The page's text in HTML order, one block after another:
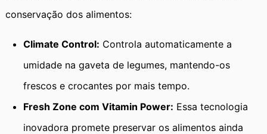
conservação dos alimentos:
Climate Control: Controla automaticamente a
umidade na gaveta de legumes, mantendo-os
frescos e crocantes por mais tempo.
Fresh Zone com Vitamin Power: Essa tecnologia
inovadora promete preservar os alimentos ainda